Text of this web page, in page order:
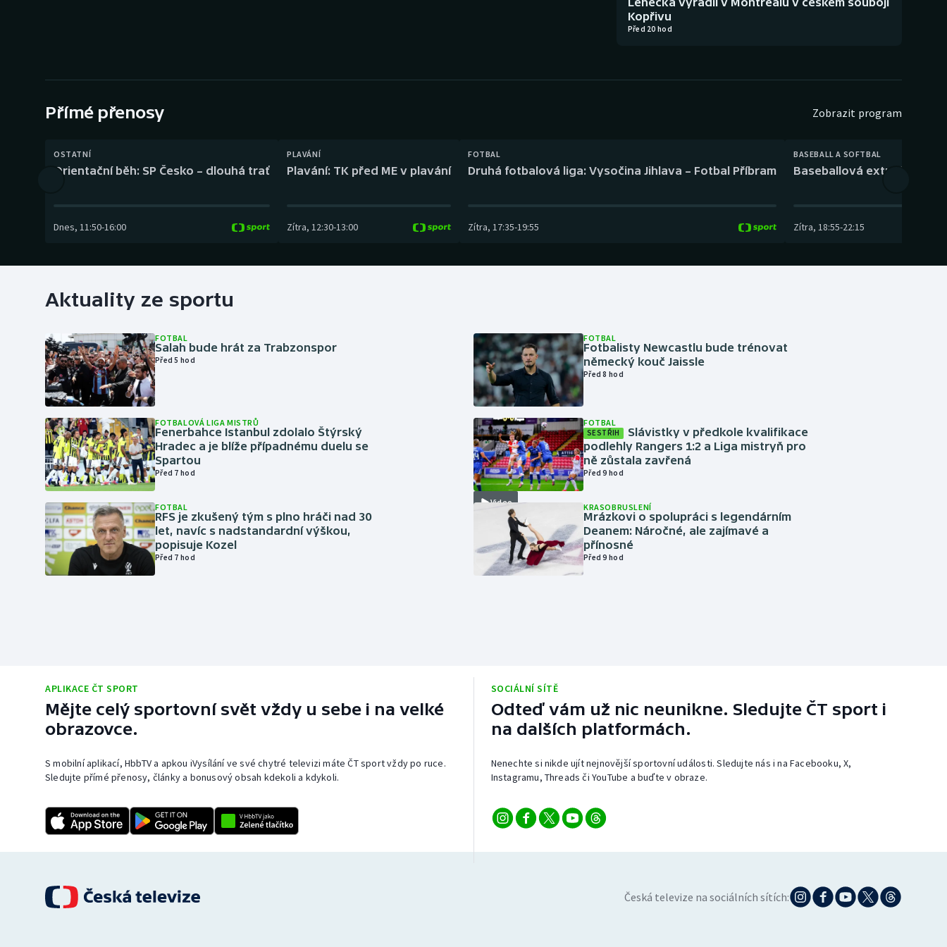
Gymnastika Plážový volejbal
Kopřivu
Před 20 hod
Přímé přenosy Zobrazit program
OSTATNÍ
Orientační běh: SP Česko – dlouhá trať
Dnes, 11:50-16:00
PLAVÁNÍ
Plavání: TK před ME v plavání
Zítra, 12:30-13:00
FOTBAL
Druhá fotbalová liga: Vysočina Jihlava – Fotbal Příbram
Zítra, 17:35-19:55
BASEBALL A SOFTBAL
Baseballová extraliga:
Zítra, 18:55-22:15
Aktuality ze sportu
FOTBAL
Salah bude hrát za Trabzonspor
Před 5 hod
FOTBALOVÁ LIGA MISTRŮ
Fenerbahce Istanbul zdolalo Štýrský
Hradec a je blíže případnému duelu se
Spartou
Před 7 hod
FOTBAL
RFS je zkušený tým s plno hráči nad 30
let, navíc s nadstandardní výškou,
popisuje Kozel
Před 7 hod
FOTBAL
Fotbalisty Newcastlu bude trénovat
německý kouč Jaissle
Před 8 hod
Video
FOTBAL
SESTŘIH
Slávistky v předkole kvalifikace
podlehly Rangers 1:2 a Liga mistryň pro
ně zůstala zavřená
Před 9 hod
KRASOBRUSLENÍ
Mrázkovi o spolupráci s legendárním
Deanem: Náročné, ale zajímavé a
přínosné
Před 9 hod
APLIKACE ČT SPORT
Mějte celý sportovní svět vždy u sebe i na velké
obrazovce.
S mobilní aplikací, HbbTV a apkou iVysílání ve své chytré televizi máte ČT sport vždy po ruce.
Sledujte přímé přenosy, články a bonusový obsah kdekoli a kdykoli.
SOCIÁLNÍ SÍTĚ
Odteď vám už nic neunikne. Sledujte ČT sport i
na dalších platformách.
Nenechte si nikde ujít nejnovější sportovní události. Sledujte nás i na Facebooku, X,
Instagramu, Threads či YouTube a buďte v obraze.
Česká televize na sociálních sítích: